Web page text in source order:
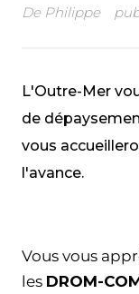
De Philippe
L'Outre-Mer
de
vous
l'avance.
Vous vous
les DROM-